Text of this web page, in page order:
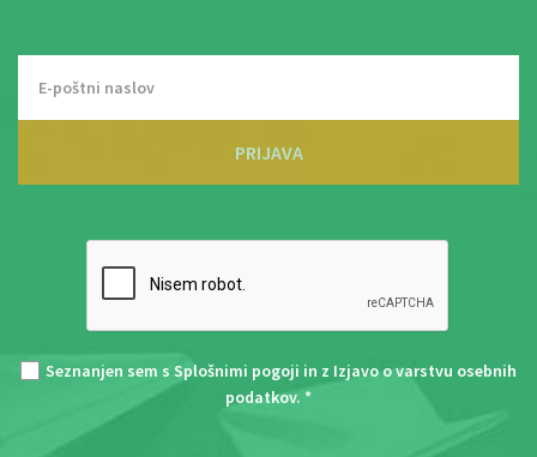
PRIJAVA
Seznanjen sem s Splošnimi pogoji in z Izjavo o varstvu osebnih
podatkov. *